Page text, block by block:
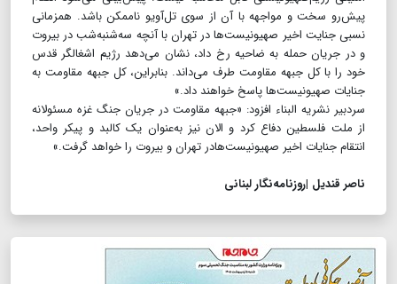
پیش‌رو سخت و مواجهه با آن از سوی تل‌آویو ناممکن باشد. همزمانی
نسبی جنایت اخیر صهیونیست‌ها در تهران با آنچه سه‌شنبه‌شب در بیروت
و در جریان حمله به ضاحیه رخ داد، نشان می‌دهد رژیم اشغالگر قدس
خود را با کل جبهه مقاومت طرف می‌داند. بنابراین، کل جبهه مقاومت به
جنایات صهیونیست‌ها پاسخ خواهند داد.»
سردبیر نشریه البناء افزود: «جبهه مقاومت در جریان جنگ غزه مسئولانه
از ملت فلسطین دفاع کرد و الان نیز به‌عنوان یک کالبد و پیکر واحد،
انتقام جنایات اخیر صهیونیست‌ها‌در تهران و بیروت را خواهد گرفت.»
ناصر قندیل |روزنامه‌نگار لبنانی